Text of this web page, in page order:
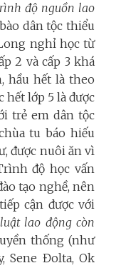
độ nguồn lao
dân tộc thiểu
nghỉ học từ
2 và cấp 3 khá
hầu hết là theo
hết lớp 5 là được
trẻ em dân tộc
tu báo hiếu
được nuôi ăn vì
độ học vấn
tạo nghề, nên
cận được với
lao động còn
thống (như
Sene Đolta, Ok